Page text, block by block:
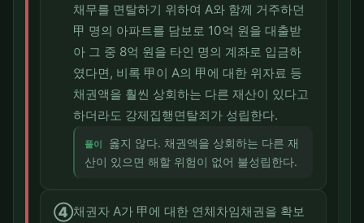
채무를 면탈하기 위하여 A와 함께 거주하던
甲 명의 아파트를 담보로 10억 원을 대출받
아 그 중 8억 원을 타인 명의 계좌로 입금하
였다면, 비록 甲이 A의 甲에 대한 위자료 등
채권액을 훨씬 상회하는 다른 재산이 있다고
하더라도 강제집행면탈죄가 성립한다.
풀이
옳지 않다. 채권액을 상회하는 다른 재
산이 있으면 해할 위험이 없어 불성립한다.
④채권자 A가 甲에 대한 연체차임채권을 확보